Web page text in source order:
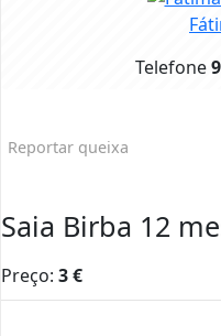
Telefone
Reportar queixa
Saia Birba 12
Preço: 3€